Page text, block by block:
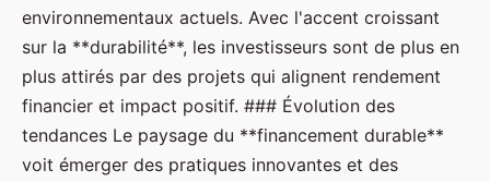
environnementaux actuels. Avec l'accent croissant
sur la **durabilité**, les investisseurs sont de plus en
plus attirés par des projets qui alignent rendement
financier et impact positif. ### Évolution des
tendances Le paysage du **financement durable**
voit émerger des pratiques innovantes et des